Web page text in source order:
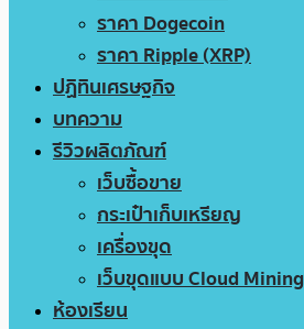
ราคา Dogecoin
ราคา Ripple (XRP)
ปฏิทินเศรษฐกิจ
บทความ
รีวิวผลิตภัณฑ์
เว็บซื้อขาย
กระเป๋าเก็บเหรียญ
เครื่องขุด
เว็บขุดแบบ Cloud Mining
ห้องเรียน